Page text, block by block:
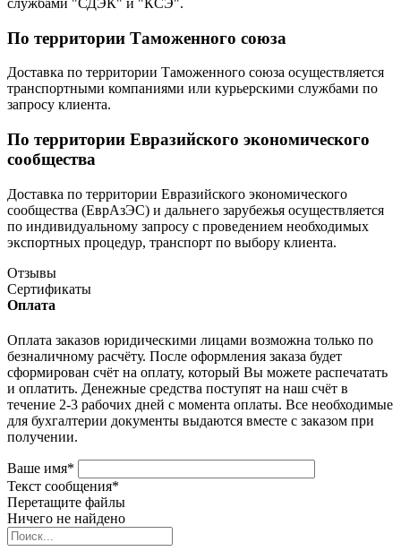
По территории Таможенного союза
Доставка по территории Таможенного союза осуществляется
транспортными компаниями или курьерскими службами по
запросу клиента.
По территории Евразийского экономического
сообщества
Доставка по территории Евразийского экономического
сообщества (ЕврАзЭС) и дальнего зарубежья осуществляется
по индивидуальному запросу с проведением необходимых
экспортных процедур, транспорт по выбору клиента.
Отзывы
Сертификаты
Оплата
Оплата заказов юридическими лицами возможна только по
безналичному расчёту. После оформления заказа будет
сформирован счёт на оплату, который Вы можете распечатать
и оплатить. Денежные средства поступят на наш счёт в
течение 2-3 рабочих дней с момента оплаты. Все необходимые
для бухгалтерии документы выдаются вместе с заказом при
получении.
Ваше имя*
Текст сообщения*
Перетащите файлы
Ничего не найдено